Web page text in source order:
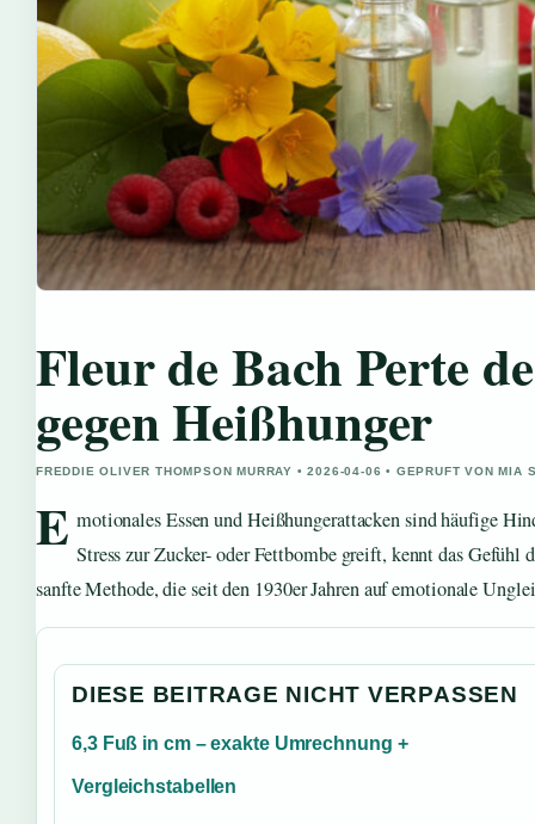
Fleur de Bach Perte
gegen Heißhunger
FREDDIE OLIVER THOMPSON MURRAY • 2026-04-06 • GEPRUFT VON MIA
E motionales Essen und Heißhungerattacken sind häufige
Stress zur Zucker- oder Fettbombe greift, kennt das
sanfte Methode, die seit den 1930er Jahren auf emotionale
DIESE BEITRAGE NICHT VERPASSEN
6,3 Fuß in cm – exakte Umrechnung +
Vergleichstabellen